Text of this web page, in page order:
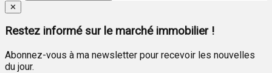
Close
✕
Restez informé sur le marché immobilier !
Abonnez-vous à ma newsletter pour recevoir les nouvelles
du jour.